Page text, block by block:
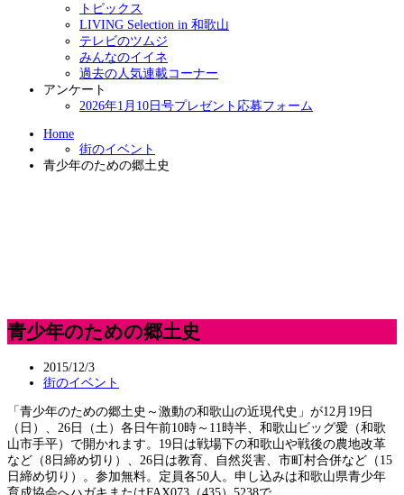
トピックス
LIVING Selection in 和歌山
テレビのツムジ
みんなのイイネ
過去の人気連載コーナー
アンケート
2026年1月10日号プレゼント応募フォーム
Home
街のイベント
青少年のための郷土史
青少年のための郷土史
2015/12/3
街のイベント
「青少年のための郷土史～激動の和歌山の近現代史」が12月19日
（日）、26日（土）各日午前10時～11時半、和歌山ビッグ愛（和歌
山市手平）で開かれます。19日は戦場下の和歌山や戦後の農地改革
など（8日締め切り）、26日は教育、自然災害、市町村合併など（15
日締め切り）。参加無料。定員各50人。申し込みは和歌山県青少年